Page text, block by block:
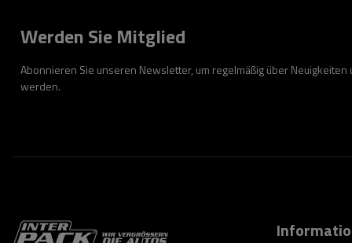
Werden Sie Mitglied
Abonnieren Sie unseren Newsletter, um regelmäßig über
werden.